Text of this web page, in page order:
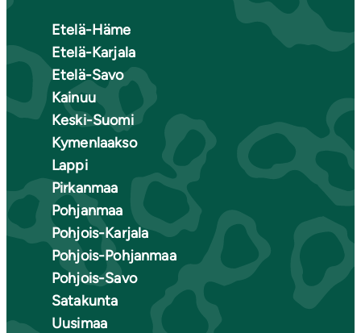
Etelä-Häme
Etelä-Karjala
Etelä-Savo
Kainuu
Keski-Suomi
Kymenlaakso
Lappi
Pirkanmaa
Pohjanmaa
Pohjois-Karjala
Pohjois-Pohjanmaa
Pohjois-Savo
Satakunta
Uusimaa